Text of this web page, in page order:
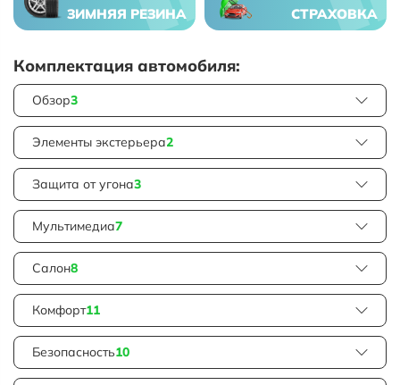
ЗИМНЯЯ РЕЗИНА СТРАХОВКА
Комплектация автомобиля:
Обзор3
Элементы экстерьера2
Защита от угона3
Мультимедиа7
Салон8
Комфорт11
Безопасность10